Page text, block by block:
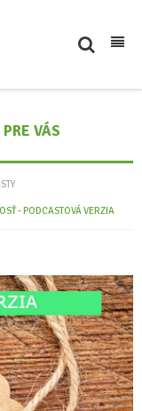
VÁS
- PODCASTOVÁ VERZIA